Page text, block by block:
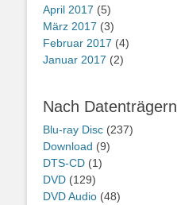
April 2017 (5)
März 2017 (3)
Februar 2017 (4)
Januar 2017 (2)
Nach Datenträgern
Blu-ray Disc (237)
Download (9)
DTS-CD (1)
DVD (129)
DVD Audio (48)